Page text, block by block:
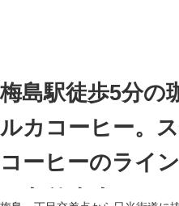
梅島駅徒歩5分の
ルカコーヒー。
コーヒーのライ
にあります